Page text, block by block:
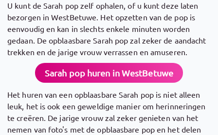
U kunt de Sarah pop zelf ophalen, of u kunt deze laten
bezorgen in WestBetuwe. Het opzetten van de pop is
eenvoudig en kan in slechts enkele minuten worden
gedaan. De opblaasbare Sarah pop zal zeker de aandacht
trekken en de jarige vrouw verrassen en amuseren.
Sarah pop huren in WestBetuwe
Het huren van een opblaasbare Sarah pop is niet alleen
leuk, het is ook een geweldige manier om herinneringen
te creëren. De jarige vrouw zal zeker genieten van het
nemen van foto's met de opblaasbare pop en het delen